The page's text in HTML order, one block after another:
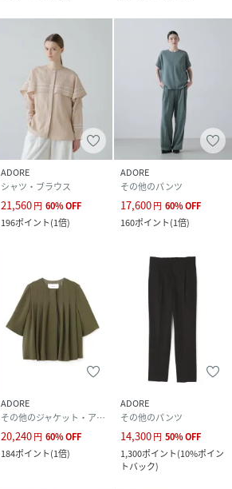
ADORE
シャツ・ブラウス
21,560円 60%OFF
196ポイント(1倍)
ADORE
その他のパンツ
17,600円 60%OFF
160ポイント(1倍)
ADORE
その他のジャケット・アウター
20,240円 60%OFF
184ポイント(1倍)
ADORE
その他のパンツ
14,300円 50%OFF
1,300ポイント(10%ポイン
トバック)